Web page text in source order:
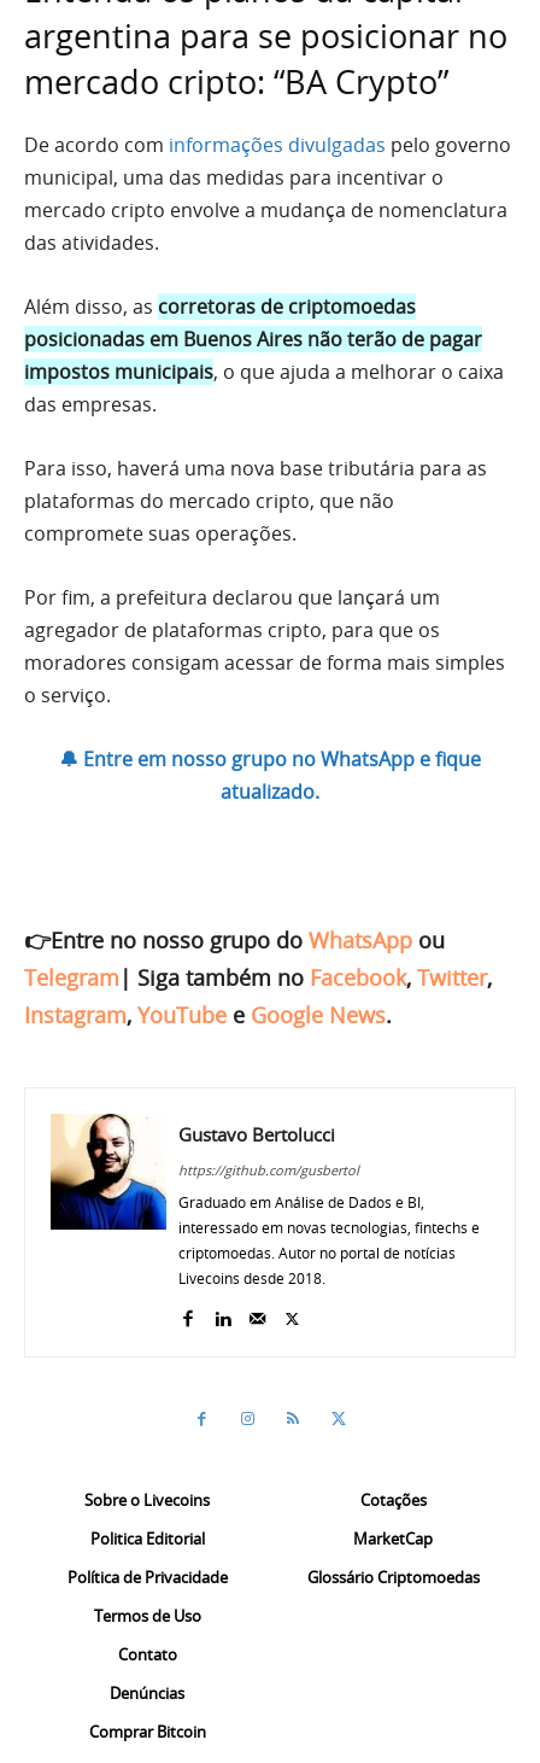
argentina para se posicionar no
mercado cripto: “BA Crypto”
De acordo com informações divulgadas pelo governo
municipal, uma das medidas para incentivar o
mercado cripto envolve a mudança de nomenclatura
das atividades.
Além disso, as corretoras de criptomoedas
posicionadas em Buenos Aires não terão de pagar
impostos municipais, o que ajuda a melhorar o caixa
das empresas.
Para isso, haverá uma nova base tributária para as
plataformas do mercado cripto, que não
compromete suas operações.
Por fim, a prefeitura declarou que lançará um
agregador de plataformas cripto, para que os
moradores consigam acessar de forma mais simples
o serviço.
🔔 Entre em nosso grupo no WhatsApp e fique
atualizado.
👉Entre no nosso grupo do WhatsApp ou
Telegram | Siga também no Facebook, Twitter,
Instagram, YouTube e Google News.
Gustavo Bertolucci
https://github.com/gusbertol
Graduado em Análise de Dados e BI,
interessado em novas tecnologias, fintechs e
criptomoedas. Autor no portal de notícias
Livecoins desde 2018.
Sobre o Livecoins
Politica Editorial
Política de Privacidade
Termos de Uso
Contato
Denúncias
Comprar Bitcoin
Cotações
MarketCap
Glossário Criptomoedas